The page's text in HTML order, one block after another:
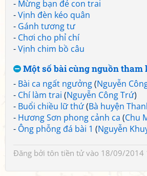
- Mừng bạn đẻ con trai
-Vịnh đèn kéo quân
- Gánh tương tư
- Chơi cho phỉ chí
-Vịnh chim bồ câu
Một số bài cùng nguồn tham
- Bài ca ngất ngưởng(Nguyễn
- Chí làm trai (Nguyễn Công Trứ)
- Buổi chiều lữ thứ(Bà huyện
- Hương Sơn phong cảnh ca (Chu
- Ông phỗng đá bài 1 (Nguyễn
Đăng bởi tôn tiền tửvào 18/09/2014